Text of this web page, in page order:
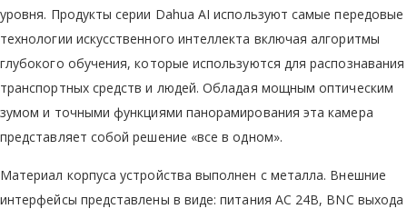
уровня. Продукты серии Dahua AI используют самые передовые
технологии искусственного интеллекта включая алгоритмы
глубокого обучения, которые используются для распознавания
транспортных средств и людей. Обладая мощным оптическим
зумом и точными функциями панорамирования эта камера
представляет собой решение «все в одном».
Материал корпуса устройства выполнен с металла. Внешние
интерфейсы представлены в виде: питания AC 24В, BNC выхода